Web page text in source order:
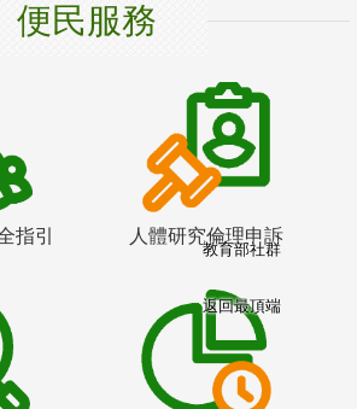
便民服務
指引
人體研究倫理申訴
教育部社群
返回最頂端